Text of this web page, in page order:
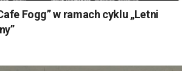
Fogg” w ramach cyklu „Letni